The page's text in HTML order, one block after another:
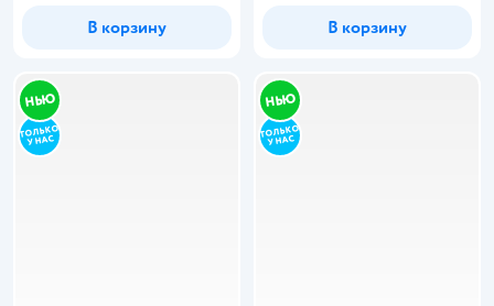
В корзину В корзину